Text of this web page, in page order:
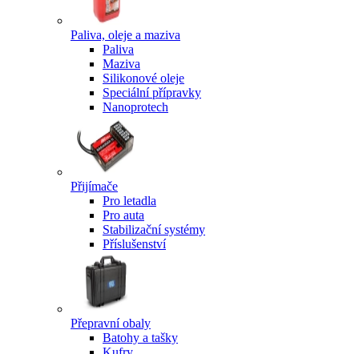
Paliva, oleje a maziva
Paliva
Maziva
Silikonové oleje
Speciální přípravky
Nanoprotech
Přijímače
Pro letadla
Pro auta
Stabilizační systémy
Příslušenství
Přepravní obaly
Batohy a tašky